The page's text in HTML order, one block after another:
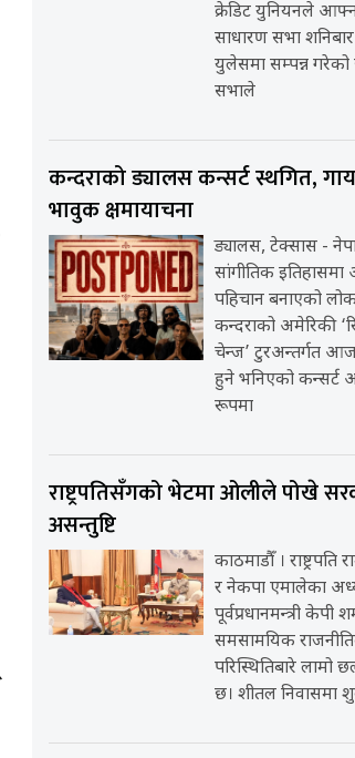
क्रेडिट युनियनले
साधारण सभा
युलेसमा सम्पन्न गरेको
सभाले
कन्दराको ड्यालस कन्सर्ट स्थगित,
भावुक क्षमायाचना
ड्यालस, टेक्सास -
सांगीतिक इतिहासमा
पहिचान बनाएको
कन्दराको अमेरिकी
चेन्ज’ टुरअन्तर्गत
हुने भनिएको कन्सर्ट
रूपमा
राष्ट्रपतिसँगको भेटमा ओलीले पोखे
असन्तुष्टि
काठमाडौँ । राष्ट्रपति
र नेकपा एमालेका
पूर्वप्रधानमन्त्री केपी
समसामयिक
परिस्थितिबारे
छ। शीतल निवासमा